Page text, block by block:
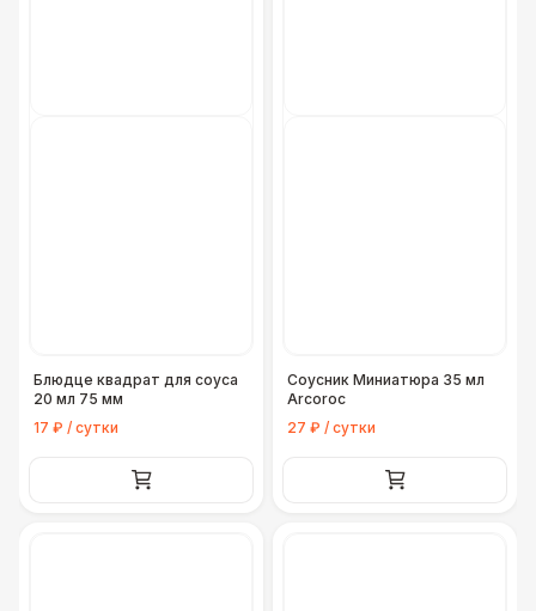
Блюдце квадрат для соуса
20 мл 75 мм
17 ₽ / сутки
Соусник Миниатюра 35 мл
Arcoroc
27 ₽ / сутки